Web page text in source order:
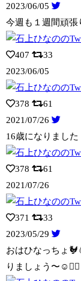
2023/06/05
今週も１週間頑張
407
33
2023/06/05
378
61
2021/07/26
16歳になりました
378
61
2021/07/26
371
33
2023/05/29
おはひなっちょ
りましょう〜☺️👍🏻